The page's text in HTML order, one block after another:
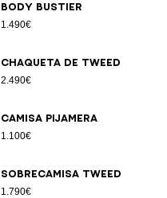
Body bustier
1.490€
Chaqueta de tweed
2.490€
Camisa pijamera
1.100€
Sobrecamisa tweed
1.790€